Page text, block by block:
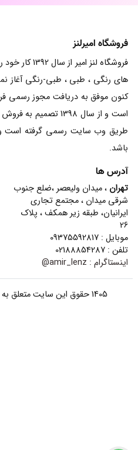
فروشگاه امیرلنز
فروشگاه لنز
های رنگی ، طبی ، طبی-رنگی آغاز
است و از سال 1398
طریق وب سایت رسمی گرفته است و
باشد.
آدرس ها
تهران ، میدان ولیعصر ،ضلع جنوب
شرقی میدان ، مجتمع تجاری
ایرانیان، طبقه زیر همکف ، پلاک
26
موبایل : 09375592817
تلفن : 02188854287
اینستاگرام : amir_lenz@
1405 حقوق این سایت متعلق به امیر لنز می باشد. 1392-1405